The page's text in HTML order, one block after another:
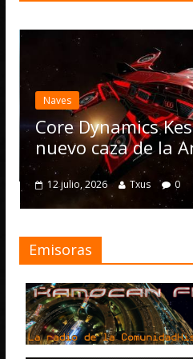
Kestrel Mk II: El
de la Armada Federal
Txus 0
Emisoras